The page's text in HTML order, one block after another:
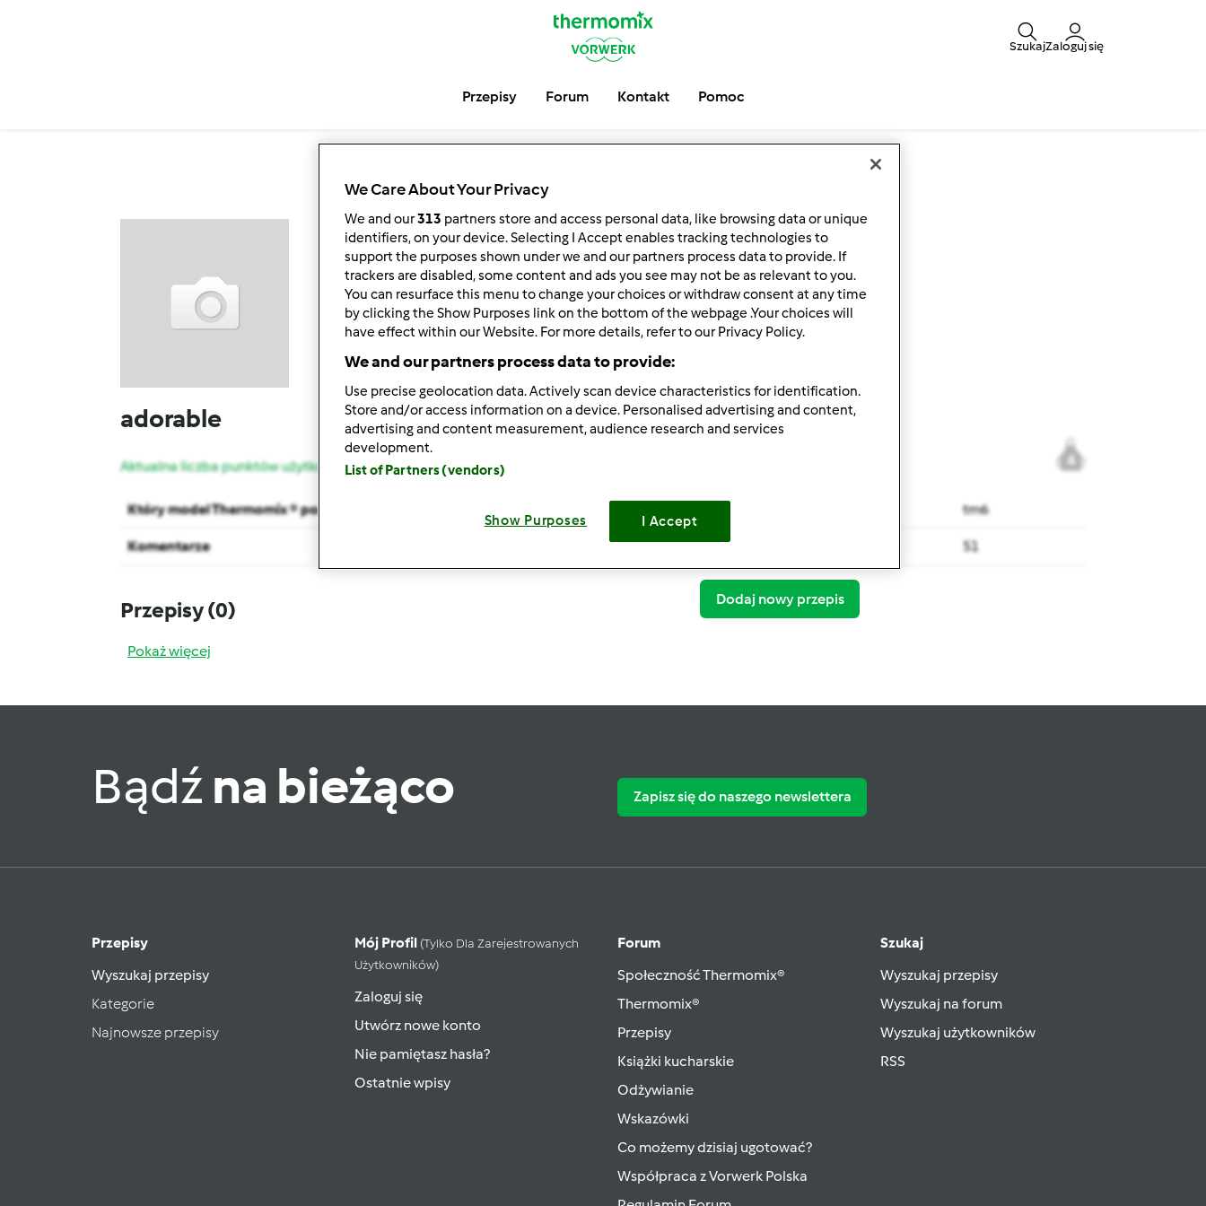
SzukajZaloguj się
Przepisy Forum Kontakt Pomoc
adorable
Obserwuj Block
adorable
4
Aktualna liczba punktów użytkownika: 102
Który model Thermomix ® posiadasz? tm6
Komentarze 51
Przepisy(0)
Pokaż więcej
Dodaj nowy przepis
Bądź na bieżąco Zapisz się do naszego newslettera
Przepisy
Wyszukaj przepisy
Kategorie
Najnowsze przepisy
Mój Profil (tylko Dla Zarejestrowanych
Użytkowników)
Zaloguj się
Utwórz nowe konto
Nie pamiętasz hasła?
Ostatnie wpisy
Forum
Społeczność Thermomix®
Thermomix®
Przepisy
Książki kucharskie
Odżywianie
Wskazówki
Co możemy dzisiaj ugotować?
Współpraca z Vorwerk Polska
Szukaj
Wyszukaj przepisy
Wyszukaj na forum
Wyszukaj użytkowników
RSS
We Care About Your Privacy
We and our313 partners store and access personal data, like browsing data or unique
identifiers, on your device. Selecting I Accept enables tracking technologies to
support the purposes shown under we and our partners process data to provide. If
trackers are disabled, some content and ads you see may not be as relevant to you.
You can resurface this menu to change your choices or withdraw consent at any time
by clicking the Show Purposes link on the bottom of the webpage .Your choices will
have effect within our Website. For more details, refer to our Privacy Policy.
We and our partners process data to provide:
Use precise geolocation data. Actively scan device characteristics for identification.
Store and/or access information on a device. Personalised advertising and content,
advertising and content measurement, audience research and services
development.
List of Partners (vendors)
Show Purposes I Accept